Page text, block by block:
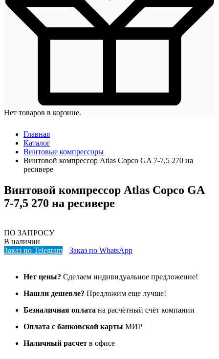
Нет товаров в корзине.
Главная
Каталог
Винтовые компрессоры
Винтовой компрессор Atlas Copco GA 7-7,5 270 на
ресивере
Винтовой компрессор Atlas Copco GA
7-7,5 270 на ресивере
ПО ЗАПРОСУ
В наличии
Заказ по Telegram
Заказ по WhatsApp
Нет цены? Сделаем индивидуальное предложение!
Нашли дешевле? Предложим еще лучше!
Безналичная оплата на расчётный счёт компании
Оплата с банковской карты МИР
Наличный расчет в офисе